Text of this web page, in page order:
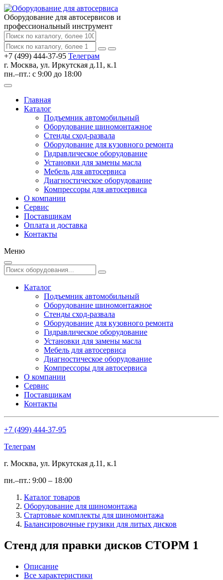
Оборудование для автосервисов и
профессиональный инструмент
+7 (499) 444-37-95 Телеграм
г. Москва, ул. Иркутская д.11, к.1
пн.–пт.: с 9:00 до 18:00
Главная
Каталог
Подъемник автомобильный
Оборудование шиномонтажное
Стенды сход-развала
Оборудование для кузовного ремонта
Гидравлическое оборудование
Установки для замены масла
Мебель для автосервиса
Диагностическое оборудование
Компрессоры для автосервиса
О компании
Сервис
Поставщикам
Оплата и доставка
Контакты
Меню
Каталог
Подъемник автомобильный
Оборудование шиномонтажное
Стенды сход-развала
Оборудование для кузовного ремонта
Гидравлическое оборудование
Установки для замены масла
Мебель для автосервиса
Диагностическое оборудование
Компрессоры для автосервиса
О компании
Сервис
Поставщикам
Контакты
+7 (499) 444-37-95
Телеграм
г. Москва, ул. Иркутская д.11, к.1
пн.–пт.: 9:00 – 18:00
Каталог товаров
Оборудование для шиномонтажа
Стартовые комплекты для шиномонтажа
Балансировочные грузики для литых дисков
Стенд для правки дисков СТОРМ 1
Описание
Все характеристики